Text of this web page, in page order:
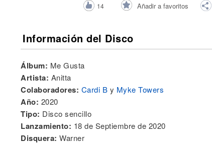
14 Añadir a favoritos
Información del Disco
Álbum: Me Gusta
Artista: Anitta
Colaboradores: Cardi B y Myke Towers
Año: 2020
Tipo: Disco sencillo
Lanzamiento: 18 de Septiembre de 2020
Disquera:Warner